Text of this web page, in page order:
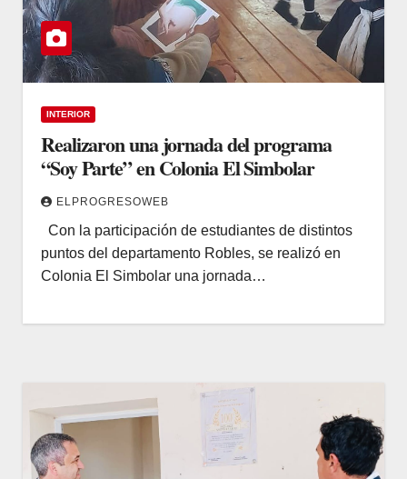
INTERIOR
Realizaron una jornada del programa
“Soy Parte” en Colonia El Simbolar
ELPROGRESOWEB
Con la participación de estudiantes de distintos
puntos del departamento Robles, se realizó en
Colonia El Simbolar una jornada…